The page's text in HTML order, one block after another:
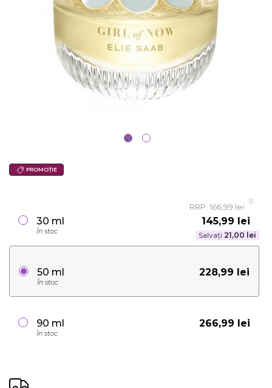
PROMOȚIE
145,99 lei
Salvați 21,00 lei
30 ml
În stoc
RRP: 166,99 lei
228,99 lei
50 ml
În stoc
266,99 lei
90 ml
În stoc